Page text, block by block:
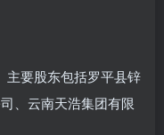
主要股东包括罗平县锌
、云南天浩集团有限